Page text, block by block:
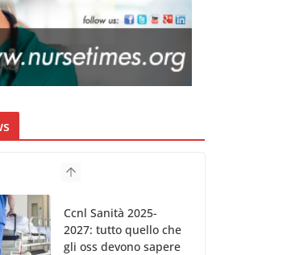
Ccnl Sanità 2025-
2027: tutto quello che
gli oss devono sapere